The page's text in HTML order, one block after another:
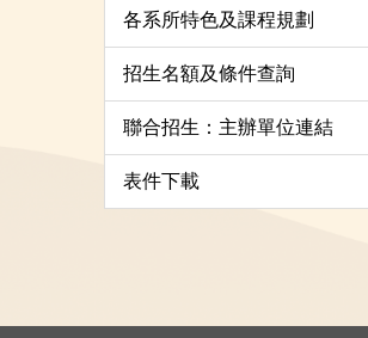
各系所特色及課程規劃
招生名額及條件查詢
聯合招生：主辦單位連結
表件下載